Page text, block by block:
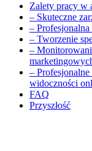
Zalety pracy w
– Skuteczne‍
–
– Tworzenie
–
–
widoczności⁣
FAQ
Przyszłość